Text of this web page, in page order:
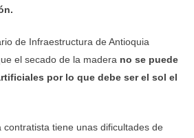
de Infraestructura de Antioquia
el secado de la madera no se puede
por lo que debe ser el sol el
contratista tiene unas dificultades de